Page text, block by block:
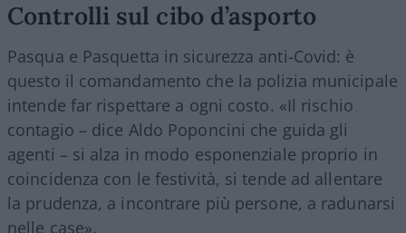
Controlli sul cibo d’asporto
Pasqua e Pasquetta in sicurezza anti-Covid: è
questo il comandamento che la polizia municipale
intende far rispettare a ogni costo. «Il rischio
contagio – dice Aldo Poponcini che guida gli
agenti – si alza in modo esponenziale proprio in
coincidenza con le festività, si tende ad allentare
la prudenza, a incontrare più persone, a radunarsi
nelle case».